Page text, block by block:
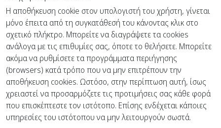
Η αποθήκευση cookie στον υπολογιστή του χρήστη, γίνεται
μόνο έπειτα από τη συγκατάθεσή του κάνοντας κλικ στο
σχετικό πλήκτρο. Μπορείτε να διαγράψετε τα cookies
ανάλογα με τις επιθυμίες σας, όποτε το θελήσετε. Μπορείτε
ακόμα να ρυθμίσετε τα προγράμματα περιήγησης
(browsers) κατά τρόπο που να μην επιτρέπουν την
αποθήκευση cookies. Ωστόσο, στην περίπτωση αυτή, ίσως
χρειαστεί να προσαρμόζετε τις προτιμήσεις σας κάθε φορά
που επισκέπτεστε τον ιστότοπο. Επίσης ενδέχεται κάποιες
υπηρεσίες του ιστότοπου να μην λειτουργούν σωστά.